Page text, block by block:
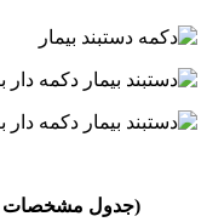
(جدول مشخصات